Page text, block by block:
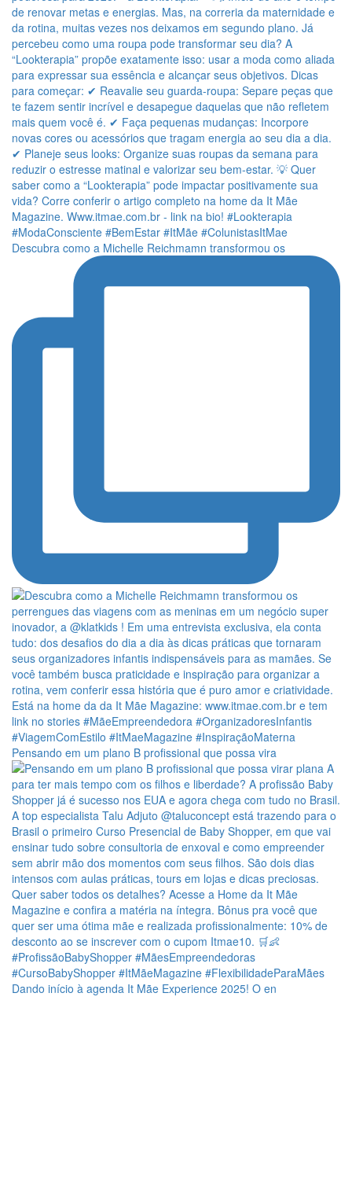
Descubra como a Michelle Reichmamn transformou os
Pensando em um plano B profissional que possa vira
Dando início à agenda It Mãe Experience 2025! O en